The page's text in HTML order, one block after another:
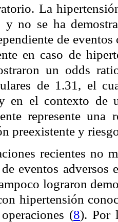
La
y no se ha
de
en caso de
un odds
de 1.31, el
en el contexto de
represente
preexistente y
recientes no
eventos adversos
lograron
hipertensión
(8). Por